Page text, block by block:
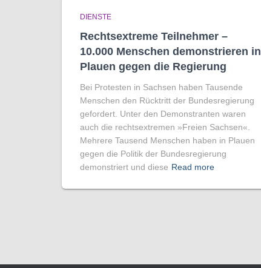
DIENSTE
Rechtsextreme Teilnehmer –
10.000 Menschen demonstrieren in
Plauen gegen die Regierung
Bei Protesten in Sachsen haben Tausende
Menschen den Rücktritt der Bundesregierung
gefordert. Unter den Demonstranten waren
auch die rechtsextremen »Freien Sachsen«.
Mehrere Tausend Menschen haben in Plauen
gegen die Politik der Bundesregierung
demonstriert und diese Read more